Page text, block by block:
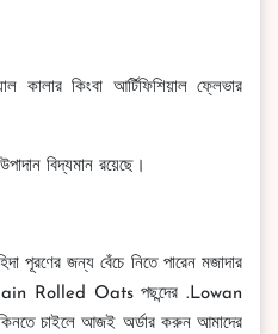
কালার কিংবা আর্টিফিশিয়াল ফ্লেভার
বিদ্যমান রয়েছে।
পূরণের জন্য বেঁচে নিতে পারেন মজাদার
Rolled Oats পছন্দের .Lowan
চাইলে আজই অর্ডার করুন আমাদের